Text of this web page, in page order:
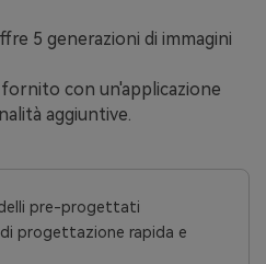
5 generazioni di immagini
con un'applicazione
aggiuntive.
pre-progettati
progettazione rapida e